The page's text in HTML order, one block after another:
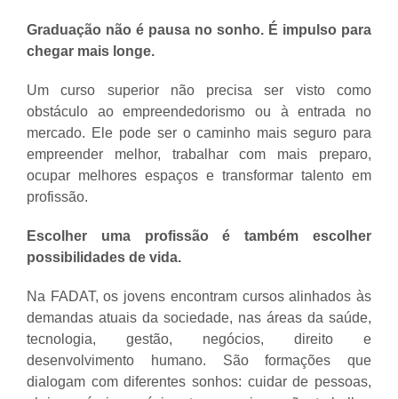
Graduação não é pausa no sonho. É impulso para
chegar mais longe.
Um curso superior não precisa ser visto como
obstáculo ao empreendedorismo ou à entrada no
mercado. Ele pode ser o caminho mais seguro para
empreender melhor, trabalhar com mais preparo,
ocupar melhores espaços e transformar talento em
profissão.
Escolher uma profissão é também escolher
possibilidades de vida.
Na FADAT, os jovens encontram cursos alinhados às
demandas atuais da sociedade, nas áreas da saúde,
tecnologia, gestão, negócios, direito e
desenvolvimento humano. São formações que
dialogam com diferentes sonhos: cuidar de pessoas,